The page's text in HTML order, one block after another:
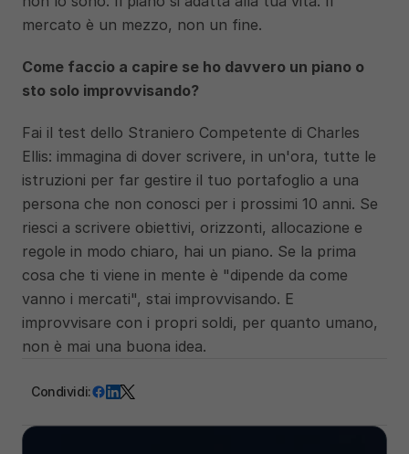
mercato è un mezzo, non un fine.
Come faccio a capire se ho davvero un piano o
sto solo improvvisando?
Fai il test dello Straniero Competente di Charles
Ellis: immagina di dover scrivere, in un'ora, tutte le
istruzioni per far gestire il tuo portafoglio a una
persona che non conosci per i prossimi 10 anni. Se
riesci a scrivere obiettivi, orizzonti, allocazione e
regole in modo chiaro, hai un piano. Se la prima
cosa che ti viene in mente è "dipende da come
vanno i mercati", stai improvvisando. E
improvvisare con i propri soldi, per quanto umano,
non è mai una buona idea.
Condividi: